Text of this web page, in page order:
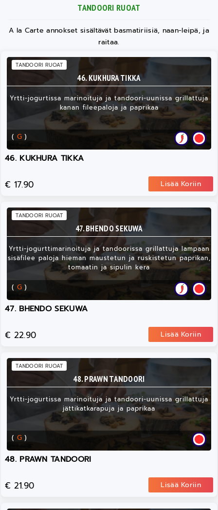
TANDOORI RUOAT
A la Carte annokset sisältävät basmatiriisiä, naan-leipä, ja
raitaa.
46. KUKHURA TIKKA
Yrtti-jogurtissa marinoituja ja tandoori-uunissa grillattuja
kanan fileepaloja ja paprikaa
( G )
TANDOORI RUOAT
46. KUKHURA TIKKA
€ 17.90 Lisää Koriin
47. BHENDO SEKUWA
Yrtti-jogurttimarinoituja ja tandoorissa grillattuja lampaan
sisäfilee paloja hieman maustetun ja ruskistetun paprikan,
tomaatin ja sipulin kera
( G )
TANDOORI RUOAT
47. BHENDO SEKUWA
€ 22.90 Lisää Koriin
48. PRAWN TANDOORI
Yrtti-jogurtissa marinoituja ja tandoori-uunissa grillattuja
jättikatkarapuja ja paprikaa
( G )
TANDOORI RUOAT
48. PRAWN TANDOORI
€ 21.90 Lisää Koriin